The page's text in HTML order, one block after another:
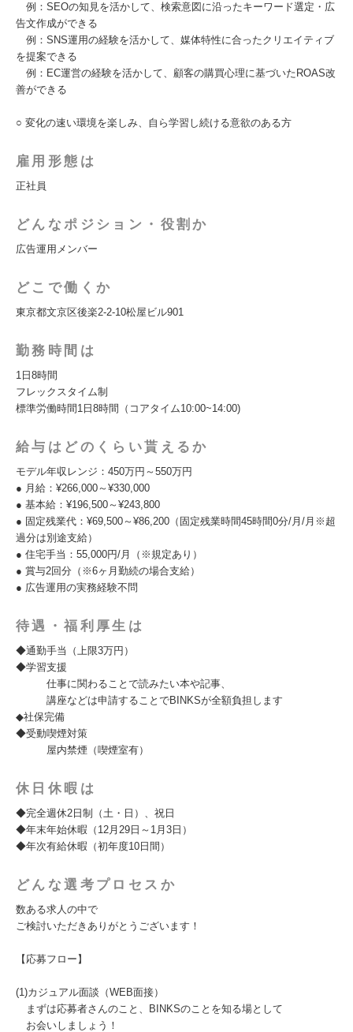
例：SEOの知⾒を活かして、検索意図に沿ったキーワード選定・広
告⽂作成ができる
例：SNS運⽤の経験を活かして、媒体特性に合ったクリエイティブ
を提案できる
例：EC運営の経験を活かして、顧客の購買⼼理に基づいたROAS改
善ができる
○ 変化の速い環境を楽しみ、⾃ら学習し続ける意欲のある⽅
雇用形態は
正社員
どんなポジション・役割か
広告運用メンバー
どこで働くか
東京都文京区後楽2-2-10松屋ビル901
勤務時間は
1日8時間
フレックスタイム制
標準労働時間1日8時間（コアタイム10:00~14:00)
給与はどのくらい貰えるか
モデル年収レンジ：450万円～550万円
● ⽉給：¥266,000～¥330,000
● 基本給：¥196,500～¥243,800
● 固定残業代：¥69,500～¥86,200（固定残業時間45時間0分/月/月※超
過分は別途支給）
● 住宅手当：55,000円/月（※規定あり）
● 賞与2回分（※6ヶ⽉勤続の場合⽀給）
● 広告運⽤の実務経験不問
待遇・福利厚生は
◆通勤手当（上限3万円）
◆学習支援
仕事に関わることで読みたい本や記事、
講座などは申請することでBINKSが全額負担します
◆社保完備
◆受動喫煙対策
屋内禁煙（喫煙室有）
休日休暇は
◆完全週休2日制（土・日）、祝日
◆年末年始休暇（12月29日～1月3日）
◆年次有給休暇（初年度10日間）
どんな選考プロセスか
数ある求人の中で
ご検討いただきありがとうございます！
【応募フロー】
(1)カジュアル面談（WEB面接）
まずは応募者さんのこと、BINKSのことを知る場として
お会いしましょう！